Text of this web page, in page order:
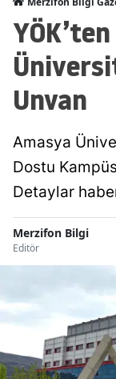
Unvan
Amasya
Dostu
Detaylar
Merzifon Bilgi
Editör